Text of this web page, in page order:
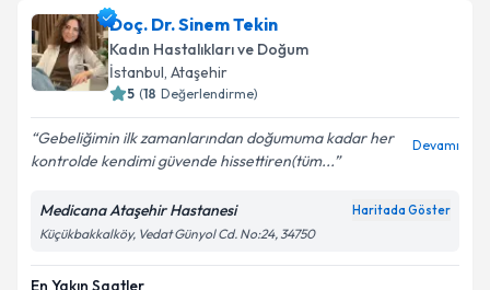
Doç. Dr. Sinem Tekin
Kadın Hastalıkları ve Doğum
İstanbul, Ataşehir
5 (18 Değerlendirme)
Gebeliğimin ilk zamanlarından doğumuma kadar her
kontrolde kendimi güvende hissettiren(tüm...
Devamı
Medicana Ataşehir Hastanesi Haritada Göster
Küçükbakkalköy, Vedat Günyol Cd. No:24, 34750
En Yakın Saatler